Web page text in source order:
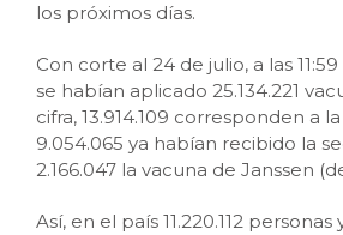
los próximos días.
Con corte al 24 de julio, a las
se habían aplicado 25.134.221
cifra, 13.914.109 corresponden a
9.054.065 ya habían recibido la
2.166.047 la vacuna de Janssen
Así, en el país 11.220.112